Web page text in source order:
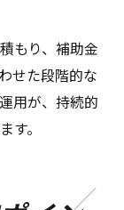
もり、補助金
せた段階的な
用が、持続的
す。